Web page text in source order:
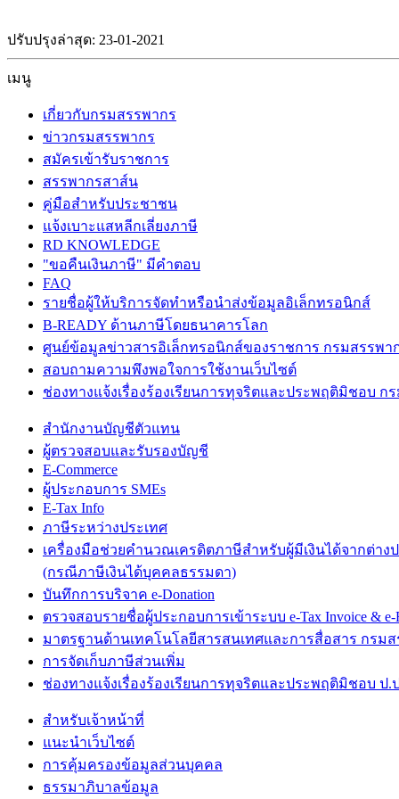
ปรับปรุงล่าสุด: 23-01-2021
เมนู
เกี่ยวกับกรมสรรพากร
ข่าวกรมสรรพากร
สมัครเข้ารับราชการ
สรรพากรสาส์น
คู่มือสำหรับประชาชน
แจ้งเบาะแสหลีกเลี่ยงภาษี
RD KNOWLEDGE
"ขอคืนเงินภาษี" มีคำตอบ
FAQ
รายชื่อผู้ให้บริการจัดทำหรือนำส่งข้อมูลอิเล็กทรอนิกส์
B-READY ด้านภาษีโดยธนาคารโลก
ศูนย์ข้อมูลข่าวสารอิเล็กทรอนิกส์ของราชการ กรมสรรพา
สอบถามความพึงพอใจการใช้งานเว็บไซต์
ช่องทางแจ้งเรื่องร้องเรียนการทุจริตและประพฤติมิชอบ ก
สำนักงานบัญชีตัวแทน
ผู้ตรวจสอบและรับรองบัญชี
E-Commerce
ผู้ประกอบการ SMEs
E-Tax Info
ภาษีระหว่างประเทศ
เครื่องมือช่วยคำนวณเครดิตภาษีสำหรับผู้มีเงินได้จากต่าง
(กรณีภาษีเงินได้บุคคลธรรมดา)
บันทึกการบริจาค e-Donation
ตรวจสอบรายชื่อผู้ประกอบการเข้าระบบ e-Tax Invoice & e-
มาตรฐานด้านเทคโนโลยีสารสนเทศและการสื่อสาร กรมส
การจัดเก็บภาษีส่วนเพิ่ม
ช่องทางแจ้งเรื่องร้องเรียนการทุจริตและประพฤติมิชอบ ป.
สำหรับเจ้าหน้าที่
แนะนำเว็บไซต์
การคุ้มครองข้อมูลส่วนบุคคล
ธรรมาภิบาลข้อมูล